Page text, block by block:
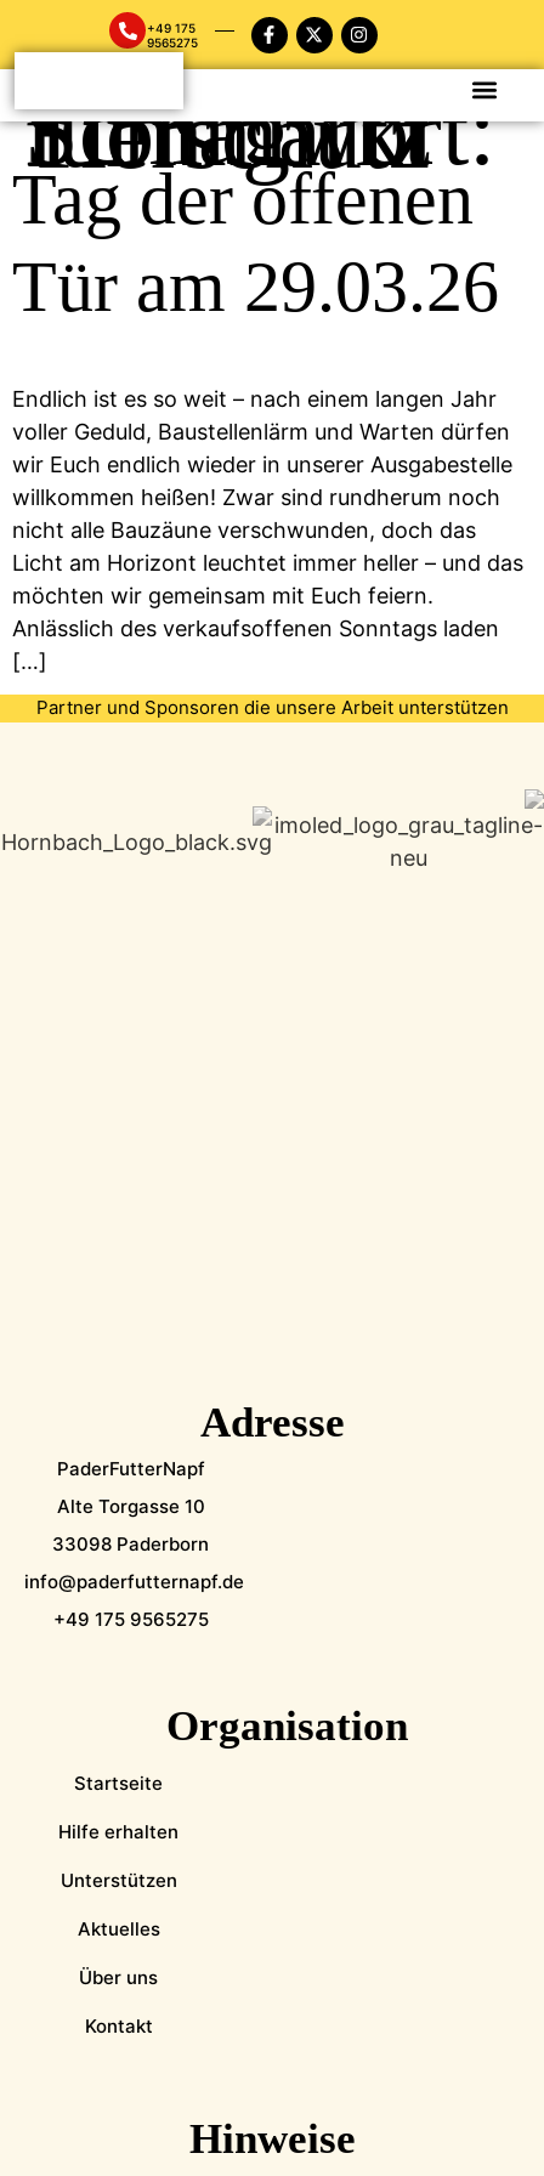
+49 175
9565275
Schlagwort:
Flohmarkt für Tierschutz
Tag der offenen
Tür am 29.03.26
Endlich ist es so weit – nach einem langen Jahr
voller Geduld, Baustellenlärm und Warten dürfen
wir Euch endlich wieder in unserer Ausgabestelle
willkommen heißen! Zwar sind rundherum noch
nicht alle Bauzäune verschwunden, doch das
Licht am Horizont leuchtet immer heller – und das
möchten wir gemeinsam mit Euch feiern.
Anlässlich des verkaufsoffenen Sonntags laden
[…]
Partner und Sponsoren die unsere Arbeit unterstützen
Adresse
PaderFutterNapf
Alte Torgasse 10
33098 Paderborn
info@paderfutternapf.de
+49 175 9565275
Organisation
Startseite
Hilfe erhalten
Unterstützen
Aktuelles
Über uns
Kontakt
Hinweise